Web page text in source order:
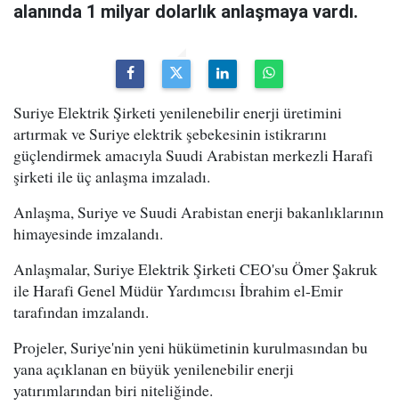
alanında 1 milyar dolarlık anlaşmaya vardı.
Suriye Elektrik Şirketi yenilenebilir enerji üretimini
artırmak ve Suriye elektrik şebekesinin istikrarını
güçlendirmek amacıyla Suudi Arabistan merkezli Harafi
şirketi ile üç anlaşma imzaladı.
Anlaşma, Suriye ve Suudi Arabistan enerji bakanlıklarının
himayesinde imzalandı.
Anlaşmalar, Suriye Elektrik Şirketi CEO'su Ömer Şakruk
ile Harafi Genel Müdür Yardımcısı İbrahim el-Emir
tarafından imzalandı.
Projeler, Suriye'nin yeni hükümetinin kurulmasından bu
yana açıklanan en büyük yenilenebilir enerji
yatırımlarından biri niteliğinde.